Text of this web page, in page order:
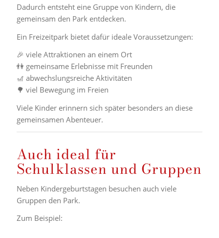
Dadurch entsteht eine Gruppe von Kindern, die
gemeinsam den Park entdecken.
Ein Freizeitpark bietet dafür ideale Voraussetzungen:
🎉 viele Attraktionen an einem Ort
👫 gemeinsame Erlebnisse mit Freunden
🎢 abwechslungsreiche Aktivitäten
🌳 viel Bewegung im Freien
Viele Kinder erinnern sich später besonders an diese
gemeinsamen Abenteuer.
Auch ideal für
Schulklassen und Gruppen
Neben Kindergeburtstagen besuchen auch viele
Gruppen den Park.
Zum Beispiel: